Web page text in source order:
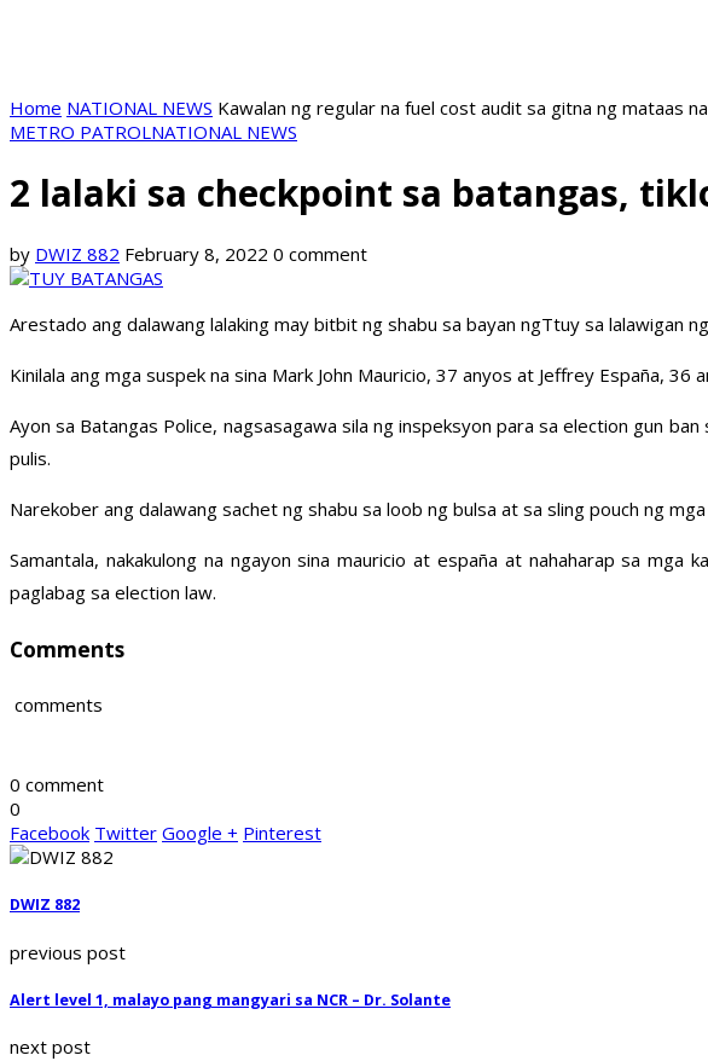
Home NATIONAL NEWS Kawalan ng regular na fuel cost audit sa gitna ng mataas
METRO PATROLNATIONAL NEWS
2 lalaki sa checkpoint sa batangas,
by DWIZ 882 February 8, 2022 0 comment
Arestado ang dalawang lalaking may bitbit ng shabu sa bayan ngTtuy sa lalawigan
Kinilala ang mga suspek na sina Mark John Mauricio, 37 anyos at Jeffrey España, 36
Ayon sa Batangas Police, nagsasagawa sila ng inspeksyon para sa election gun
pulis.
Narekober ang dalawang sachet ng shabu sa loob ng bulsa at sa sling pouch ng
Samantala, nakakulong na ngayon sina mauricio at españa at nahaharap sa
paglabag sa election law.
Comments
comments
0 comment
0
Facebook Twitter Google + Pinterest
DWIZ 882
previous post
Alert level 1, malayo pang mangyari sa NCR – Dr. Solante
next post